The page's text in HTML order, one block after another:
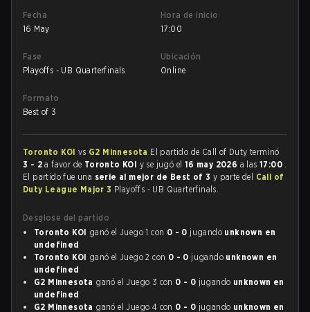
Fecha
16 May
Hora de inicio
17:00
Fase
Playoffs - UB Quarterfinals
Ubicación
Online
Formato
Best of 3
Toronto KOI vs G2 Minnesota El partido de Call of Duty terminó
3 - 2 a favor de Toronto KOI y se jugó el 16 may 2026 a las17:00 .
El partido fue una serie al mejor de Best of 3 y parte del Call of
Duty League Major 3 Playoffs - UB Quarterfinals.
Desglose del partido
Toronto KOI ganó el Juego 1 con 0 - 0 jugando unknown en
undefined
Toronto KOI ganó el Juego 2 con 0 - 0 jugando unknown en
undefined
G2 Minnesota ganó el Juego 3 con 0 - 0 jugando unknown en
undefined
G2 Minnesota ganó el Juego 4 con 0 - 0 jugando unknown en